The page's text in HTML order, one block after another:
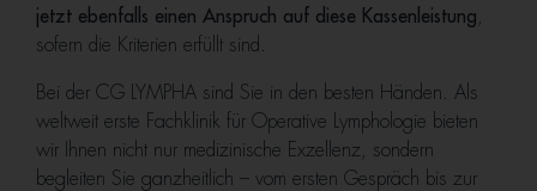
jetzt ebenfalls einen Anspruch auf diese Kassenleistung,
sofern die Kriterien erfüllt sind.
Bei der CG LYMPHA sind Sie in den besten Händen. Als
weltweit erste Fachklinik für Operative Lymphologie bieten
wir Ihnen nicht nur medizinische Exzellenz, sondern
begleiten Sie ganzheitlich – vom ersten Gespräch bis zur